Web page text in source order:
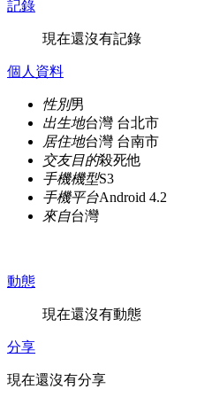
記錄
現在還沒有記錄
個人資料
性別男
出生地台灣 台北市
居住地台灣 台南市
交友目的殺死他
手機機型S3
手機平台Android 4.2
來自台灣
動態
現在還沒有動態
分享
現在還沒有分享